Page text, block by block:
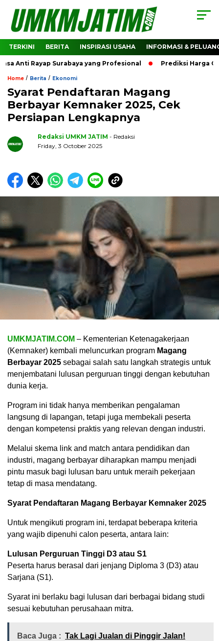
TERKINI BERITA INSPIRASI USAHA INFORMASI &
Rayap Surabaya yang Profesional Prediksi Harga
Home / Berita / Ekonomi
Syarat Pendaftaran Magang
Berbayar Kemnaker 2025, Cek
Persiapan Lengkapnya
Redaksi UMKM JATIM - Redaksi
Friday, 3 October 2025
UMKMJATIM.COM – Kementerian Ketenagakerjaan
(Kemnaker) kembali meluncurkan program Magang
Berbayar 2025 sebagai salah satu langkah strategis untuk
menjembatani lulusan perguruan tinggi dengan kebutuhan
dunia kerja.
Program ini tidak hanya memberikan pengalaman
langsung di lapangan, tetapi juga membekali peserta
dengan kompetensi praktis yang relevan dengan industri.
Melalui skema link and match antara pendidikan dan
industri, magang berbayar diharapkan mampu menjadi
pintu masuk bagi lulusan baru untuk meraih pekerjaan
tetap di masa mendatang.
Syarat Pendaftaran Magang Berbayar Kemnaker 2025
Untuk mengikuti program ini, terdapat beberapa kriteria
yang wajib dipenuhi calon peserta, antara lain:
Lulusan Perguruan Tinggi D3 atau S1
Peserta harus berasal dari jenjang Diploma 3 (D3) atau
Sarjana (S1).
Syarat ini berlaku bagi lulusan dari berbagai bidang studi
sesuai kebutuhan perusahaan mitra.
Baca Juga : Tak Lagi Jualan di Pinggir Jalan!